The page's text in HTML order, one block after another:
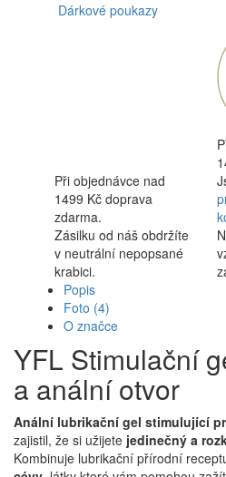
Dárkové poukazy
Při objednávce nad
1499 Kč doprava
zdarma.
Zásilku od náš obdržíte
v neutrální nepopsané
krabici.
Popis
Foto (4)
O značce
YFL Stimulační
a anální otvor
Anální lubrikační gel stimulující
zajistil, že si užijete jedinečný a
Kombinuje lubrikační přírodní